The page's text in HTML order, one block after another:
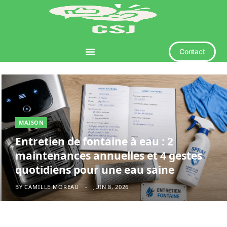
Contact
MAISON
Entretien de fontaine à eau : 2
maintenances annuelles et 4 gestes
quotidiens pour une eau saine
BY CAMILLE MOREAU JUIN 8, 2026